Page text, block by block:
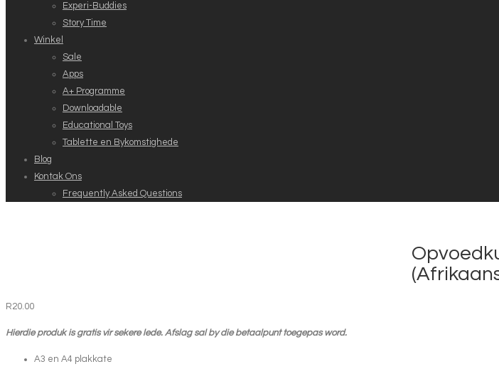
Experi-Buddies
Story Time
Winkel
Sale
Apps
A+ Programme
Downloadable
Educational Toys
Tablette en Bykomstighede
Blog
Kontak Ons
Frequently Asked Questions
R20.00
Hierdie produk is gratis vir sekere lede. Afslag sal by die betaalpunt toegepas word.
A3 en A4 plakkate